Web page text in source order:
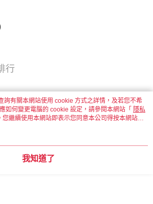
含以上)免運費
含以上)免運費
含以上)免運費
含以上)免運費
行
詢有關本網站使用 cookie 方式之詳情，及若您不希
如何變更電腦的 cookie 設定，請參閱本網站「 隱私
您繼續使用本網站即表示您同意本公司得按本網站使
。
我知道了